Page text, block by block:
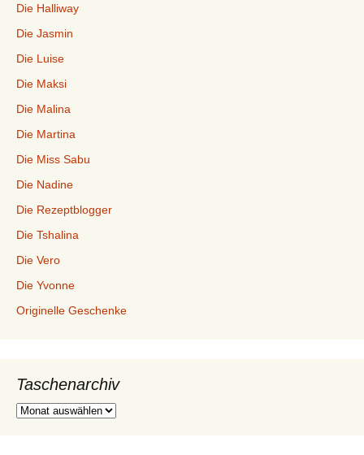
Die Halliway
Die Jasmin
Die Luise
Die Maksi
Die Malina
Die Martina
Die Miss Sabu
Die Nadine
Die Rezeptblogger
Die Tshalina
Die Vero
Die Yvonne
Originelle Geschenke
Taschenarchiv
Taschenarchiv